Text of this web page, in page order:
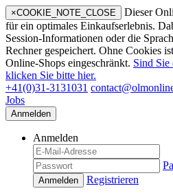
×COOKIE_NOTE_CLOSE
Dieser
für ein optimales Einkaufserlebnis.
Session-Informationen oder die
Rechner gespeichert. Ohne Cookies
Online-Shops eingeschränkt. Sind Sie
klicken Sie bitte hier.
+41(0)31-3131031
Jobs
Anmelden
Anmelden
Anmelden Registrieren